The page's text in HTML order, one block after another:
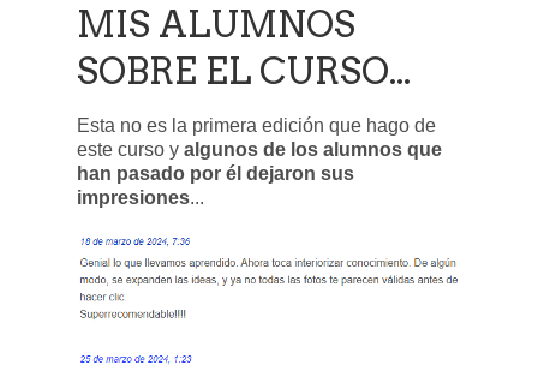
MIS ALUMNOS
SOBRE EL CURSO...
Esta no es la primera edición que hago de
este curso y algunos de los alumnos que
han pasado por él dejaron sus
impresiones...